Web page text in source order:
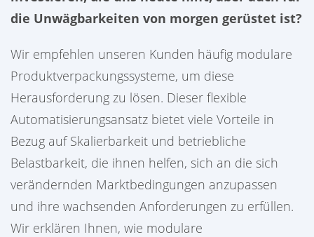
die Unwägbarkeiten von morgen gerüstet ist?
Wir empfehlen unseren Kunden häufig modulare
Produktverpackungssysteme, um diese
Herausforderung zu lösen. Dieser flexible
Automatisierungsansatz bietet viele Vorteile in
Bezug auf Skalierbarkeit und betriebliche
Belastbarkeit, die ihnen helfen, sich an die sich
verändernden Marktbedingungen anzupassen
und ihre wachsenden Anforderungen zu erfüllen.
Wir erklären Ihnen, wie modulare